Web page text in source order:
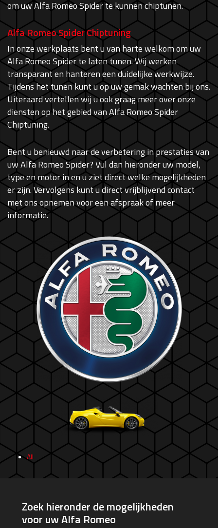
om uw Alfa Romeo Spider te kunnen chiptunen.
Alfa Romeo Spider Chiptuning
In onze werkplaats bent u van harte welkom om uw
Alfa Romeo Spider te laten tunen. Wij werken
transparant en hanteren een duidelijke werkwijze.
Tijdens het tunen kunt u op uw gemak wachten bij ons.
Uiteraard vertellen wij u ook graag meer over onze
diensten op het gebied van Alfa Romeo Spider
Chiptuning.
Bent u benieuwd naar de verbetering in prestaties van
uw Alfa Romeo Spider? Vul dan hieronder uw model,
type en motor in en u ziet direct welke mogelijkheden
er zijn. Vervolgens kunt u direct vrijblijvend contact
met ons opnemen voor een afspraak of meer
informatie.
All
Zoek hieronder de mogelijkheden
voor uw Alfa Romeo